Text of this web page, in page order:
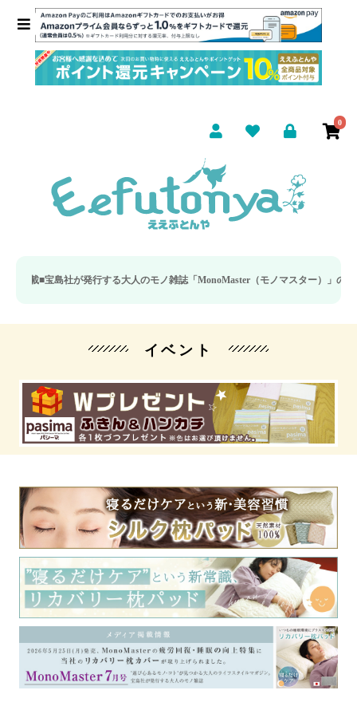
0
宝島社が発行する大人のモノ雑誌「MonoMaster（モノマスター）」の疲労回復
イベント